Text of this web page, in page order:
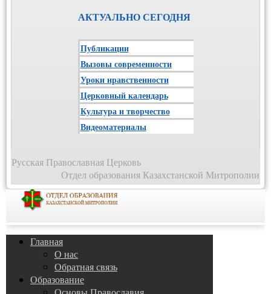
АКТУАЛЬНО СЕГОДНЯ
Публикации
Вызовы современности
Уроки нравственности
Церковный календарь
Культура и творчество
Видеоматериалы
Русская Православная Церковь
Отдел образования Казахстанской Митрополии
Главная
О нас
Обратная связь
Образование